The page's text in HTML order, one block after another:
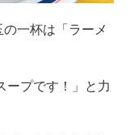
一杯は「ラーメ
プです！」と力